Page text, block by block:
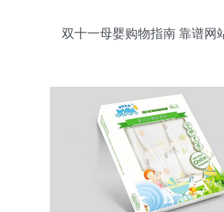
双十一母婴购物指南 靠谱网